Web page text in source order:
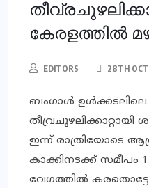
കേരളത്തിൽ
EDITORS 28TH
ബംഗാള്‍
തീവ്രചുഴലിക്കാറ്റായി
ഇന്ന് രാത്രിയോടെ
കാക്കിനടക്ക് സമീപം
വേഗത്തില്‍